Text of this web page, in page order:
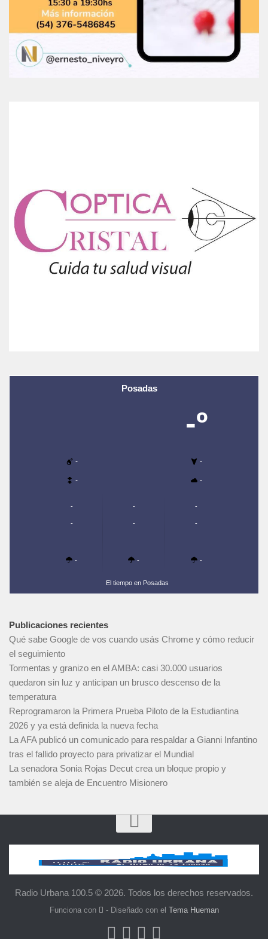
Posadas
-º
- -
- -
-
-
-
-
-
-
-
-
-
El tiempo en Posadas
Publicaciones recientes
Qué sabe Google de vos cuando usás Chrome y cómo reducir
el seguimiento
Tormentas y granizo en el AMBA: casi 30.000 usuarios
quedaron sin luz y anticipan un brusco descenso de la
temperatura
Reprogramaron la Primera Prueba Piloto de la Estudiantina
2026 y ya está definida la nueva fecha
La AFA publicó un comunicado para respaldar a Gianni Infantino
tras el fallido proyecto para privatizar el Mundial
La senadora Sonia Rojas Decut crea un bloque propio y
también se aleja de Encuentro Misionero
Radio Urbana 100.5 © 2026. Todos los derechos reservados.
Funciona con - Diseñado con el Tema Hueman